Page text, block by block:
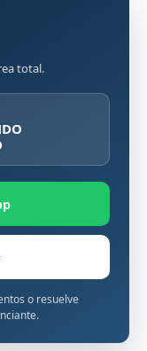
total.
o resuelve